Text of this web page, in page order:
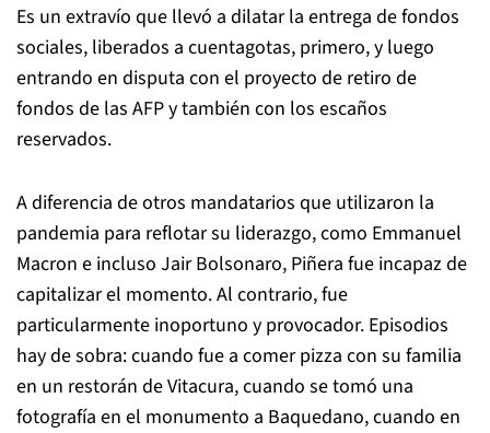
Es un extravío que llevó a dilatar la entrega de fondos
sociales, liberados a cuentagotas, primero, y luego
entrando en disputa con el proyecto de retiro de
fondos de las AFP y también con los escaños
reservados.
A diferencia de otros mandatarios que utilizaron la
pandemia para reflotar su liderazgo, como Emmanuel
Macron e incluso Jair Bolsonaro, Piñera fue incapaz de
capitalizar el momento. Al contrario, fue
particularmente inoportuno y provocador. Episodios
hay de sobra: cuando fue a comer pizza con su familia
en un restorán de Vitacura, cuando se tomó una
fotografía en el monumento a Baquedano, cuando en